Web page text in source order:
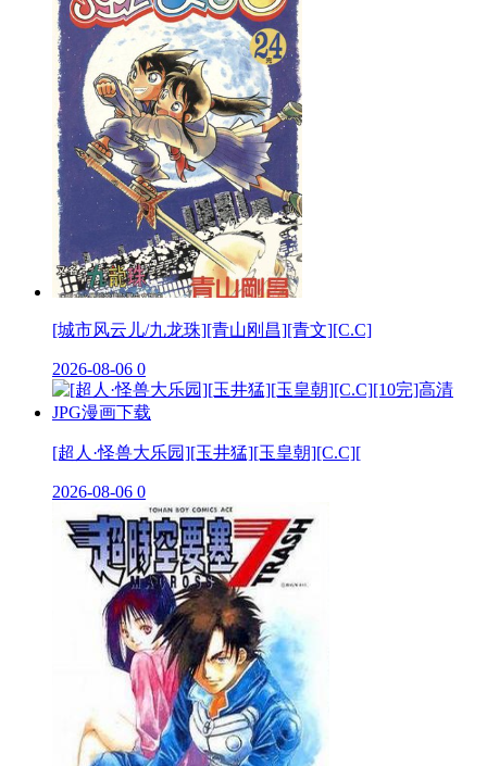
[城市风云儿/九龙珠][青山刚昌][青文][C.C]
2026-08-06 0
[超人·怪兽大乐园][玉井猛][玉皇朝][C.C][
2026-08-06 0